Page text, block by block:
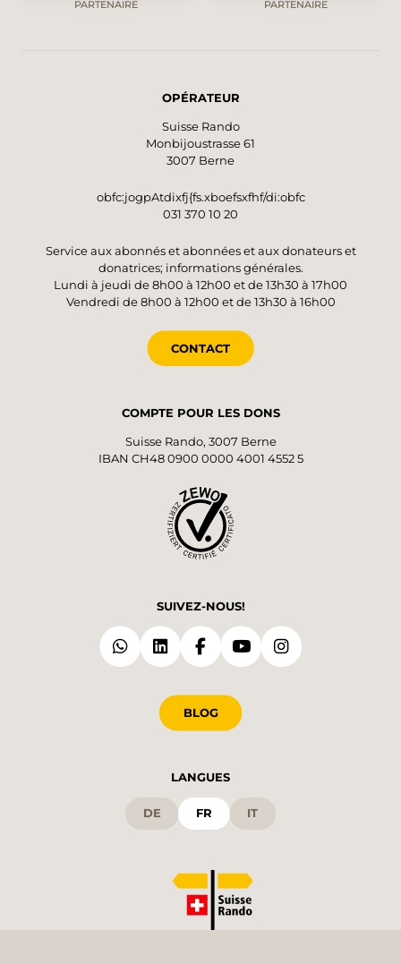
PARTENAIRE PARTENAIRE
OPÉRATEUR
Suisse Rando
Monbijoustrasse 61
3007 Berne
obfc:jogpAtdixfj{fs.xboefsxfhf/di:obfc
031 370 10 20
Service aux abonnés et abonnées et aux donateurs et
donatrices; informations générales.
Lundi à jeudi de 8h00 à 12h00 et de 13h30 à 17h00
Vendredi de 8h00 à 12h00 et de 13h30 à 16h00
CONTACT
COMPTE POUR LES DONS
Suisse Rando, 3007 Berne
IBAN CH48 0900 0000 4001 4552 5
SUIVEZ-NOUS!
BLOG
LANGUES
DE FR IT